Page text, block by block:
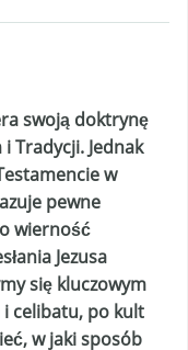
swoją doktrynę
Tradycji. Jednak
w
pewne
wierność
Jezusa
się kluczowym
celibatu, po kult
w jaki sposób